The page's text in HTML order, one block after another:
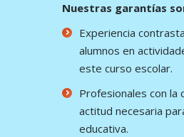
Nuestras garantías
Experiencia
alumnos en
este curso escolar.
Profesionales con la
actitud necesaria
educativa.